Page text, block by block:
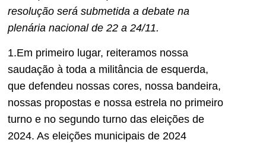
resolução será submetida a debate na
plenária nacional de 22 a 24/11.
1.Em primeiro lugar, reiteramos nossa
saudação à toda a militância de esquerda,
que defendeu nossas cores, nossa bandeira,
nossas propostas e nossa estrela no primeiro
turno e no segundo turno das eleições de
2024. As eleições municipais de 2024